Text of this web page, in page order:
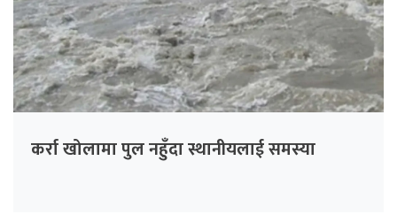
कर्रा खोलामा पुल नहुँदा स्थानीयलाई समस्या